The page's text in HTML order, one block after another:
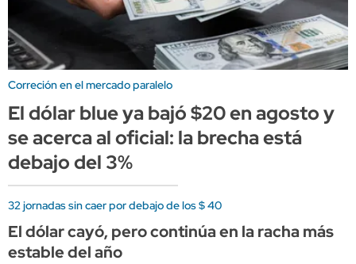
Correción en el mercado paralelo
El dólar blue ya bajó $20 en agosto y
se acerca al oficial: la brecha está
debajo del 3%
32 jornadas sin caer por debajo de los $ 40
El dólar cayó, pero continúa en la racha más
estable del año